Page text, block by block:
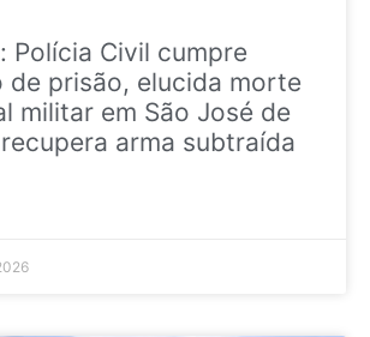
Polícia Civil cumpre
de prisão, elucida morte
militar em São José de
arma subtraída